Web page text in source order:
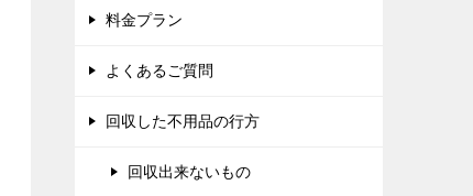
料金プラン
よくあるご質問
回収した不用品の行方
回収出来ないもの